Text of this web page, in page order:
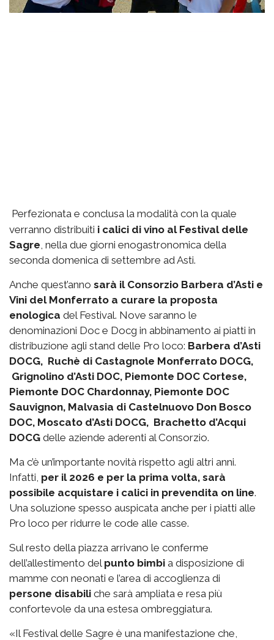
Perfezionata e conclusa la modalità con la quale
verranno distribuiti i calici di vino al Festival delle
Sagre , nella due giorni enogastronomica della
seconda domenica di settembre ad Asti.
Anche quest’anno sarà il Consorzio Barbera d’Asti e
Vini del Monferrato a curare la proposta
enologica del Festival. Nove saranno le
denominazioni Doc e Docg in abbinamento ai piatti in
distribuzione agli stand delle Pro loco: Barbera d’Asti
DOCG, Ruchè di Castagnole Monferrato DOCG,
Grignolino d’Asti DOC, Piemonte DOC Cortese,
Piemonte DOC Chardonnay, Piemonte DOC
Sauvignon, Malvasia di Castelnuovo Don Bosco
DOC, Moscato d’Asti DOCG, Brachetto d’Acqui
DOCG delle aziende aderenti al Consorzio.
Ma c’è un’importante novità rispetto agli altri anni.
Infatti, per il 2026 e per la prima volta, sarà
possibile acquistare i calici in prevendita on line.
Una soluzione spesso auspicata anche per i piatti alle
Pro loco per ridurre le code alle casse.
Sul resto della piazza arrivano le conferme
dell’allestimento del punto bimbi a disposizione di
mamme con neonati e l’area di accoglienza di
persone disabili che sarà ampliata e resa più
confortevole da una estesa ombreggiatura.
«Il Festival delle Sagre è una manifestazione che,